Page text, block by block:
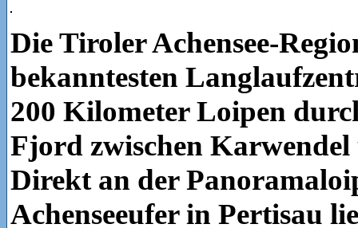
Die Tiroler Achensee-
bekanntesten
200 Kilometer Loipen
Fjord zwischen
Direkt an der
Achenseeufer in Pertisau